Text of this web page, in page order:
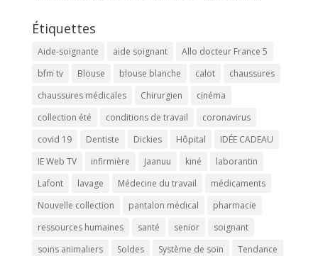
Étiquettes
Aide-soignante aide soignant
Allo docteur France 5
bfm tv
Blouse blouse blanche calot
chaussures
chaussures médicales
Chirurgien
cinéma
collection été
conditions de travail
coronavirus
covid 19
Dentiste Dickies Hôpital
IDÉE CADEAU
IE Web TV
infirmière Jaanuu kiné
laborantin
Lafont
lavage Médecine du travail
médicaments
Nouvelle collection
pantalon médical
pharmacie
ressources humaines
santé senior
soignant
soins animaliers
Soldes Système de soin
Tendance